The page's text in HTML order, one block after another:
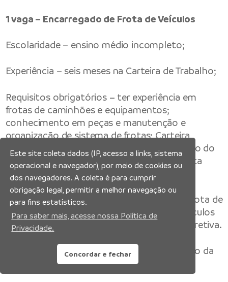
1 vaga – Encarregado de Frota de Veículos
Escolaridade – ensino médio incompleto;
Experiência – seis meses na Carteira de Trabalho;
Requisitos obrigatórios – ter experiência em
frotas de caminhões e equipamentos;
conhecimento em peças e manutenção e
organização de sistema de frotas; Carteira
Nacional de Habilitação categoria “D” dentro do
prazo de validade e documentação completa
(com dispensa militar);
Atividades – liderar equipe no controle da frota de
transportes; inspecionar condições dos veículos
para realizar manutenção preventiva ou corretiva.
Disponível até 06/01/2025 ou encerramento da
Este site coleta dados (IP, acesso a links, sistema
operacional e navegador), por meio de cookies ou
dos navegadores. A coleta é para cumprir
obrigação legal, permitir a melhor navegação ou
para fins estatísticos.
Para saber mais, acesse nossa Política de
Privacidade.
Concordar e fechar